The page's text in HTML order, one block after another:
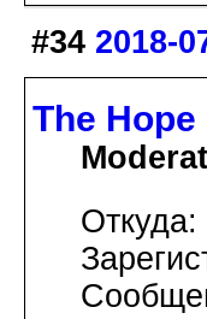
#34 2018-
The Hope